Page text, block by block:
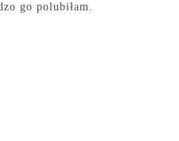
go polubiłam.